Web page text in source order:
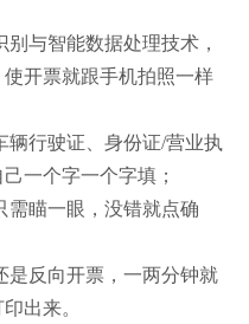
与智能数据处理技术，
开票就跟手机拍照一样
辆行驶证、身份证/营业执
一个字一个字填；
需瞄一眼，没错就点确
是反向开票，一两分钟就
出来。